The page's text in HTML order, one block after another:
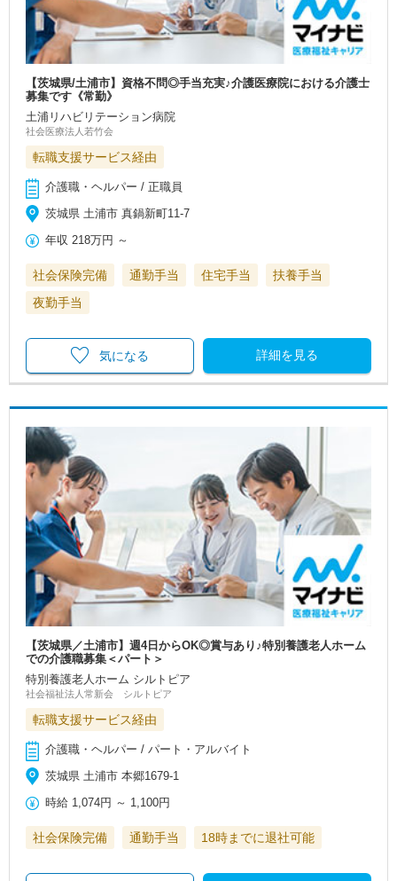
【茨城県/土浦市】資格不問◎手当充実♪介護医療院における介護士
募集です《常勤》
土浦リハビリテーション病院
社会医療法人若竹会
転職支援サービス経由
介護職・ヘルパー / 正職員
茨城県 土浦市 真鍋新町11-7
年収 218万円 ～
社会保険完備 通勤手当 住宅手当
扶養手当
夜勤手当
詳細を見る
気になる
【茨城県／土浦市】週4日からOK◎賞与あり♪特別養護老人ホーム
での介護職募集＜パート＞
特別養護老人ホーム シルトピア
社会福祉法人常新会 シルトピア
転職支援サービス経由
介護職・ヘルパー / パート・アルバイト
茨城県 土浦市 本郷1679-1
時給 1,074円 ～ 1,100円
社会保険完備 通勤手当 18時までに退社可能